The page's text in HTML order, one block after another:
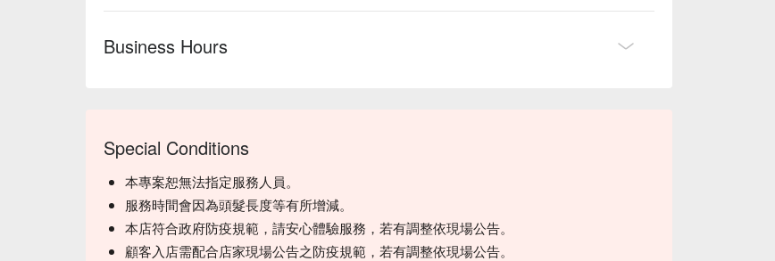
Business Hours
Special Conditions
本專案恕無法指定服務人員。
服務時間會因為頭髮長度等有所增減。
本店符合政府防疫規範，請安心體驗服務，若有調整依現場公告。
顧客入店需配合店家現場公告之防疫規範，若有調整依現場公告。